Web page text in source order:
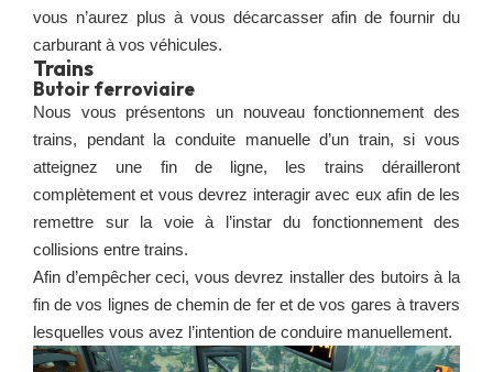
vous n’aurez plus à vous décarcasser afin de fournir du
carburant à vos véhicules.
Trains
Butoir ferroviaire
Nous vous présentons un nouveau fonctionnement des
trains, pendant la conduite manuelle d’un train, si vous
atteignez une fin de ligne, les trains dérailleront
complètement et vous devrez interagir avec eux afin de les
remettre sur la voie à l’instar du fonctionnement des
collisions entre trains.
Afin d’empêcher ceci, vous devrez installer des butoirs à la
fin de vos lignes de chemin de fer et de vos gares à travers
lesquelles vous avez l’intention de conduire manuellement.